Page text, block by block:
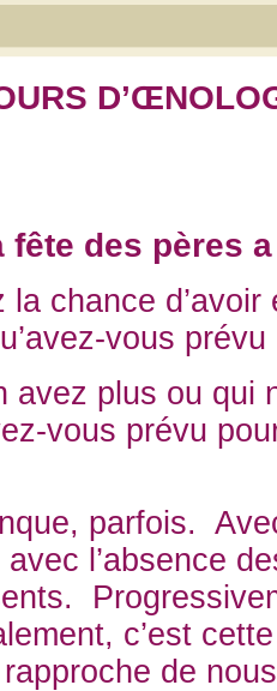
fête des pères
chance d’avoir
vous
avez plus ou qui
vous prévu
parfois.
l’absence
c’est
de